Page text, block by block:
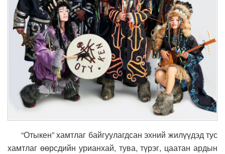
“Отыкен” хамтлаг байгуулагдсан эхний жилүүдэд тус
хамтлаг өөрсдийн урианхай, тува, түрэг, цаатан ардын